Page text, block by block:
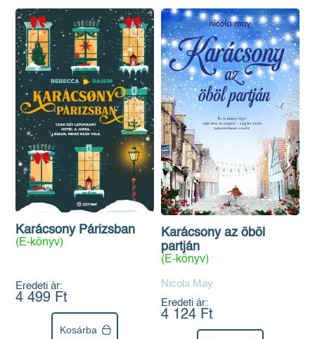
Karácsony Párizsban
(E-könyv)
Eredeti ár:
4 499 Ft
Kosárba
Karácsony az öböl
partján
(E-könyv)
Nicola May
Eredeti ár:
4 124 Ft